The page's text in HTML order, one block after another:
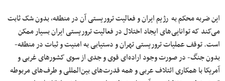
این ضربه‌ محکم به رژیم ایران و فعالیت تروریستی آن در منطقه، بدون شک ثابت
می‌کند که توانایی‌های ایجاد اختلال در فعالیت تروریستی ایران بسیار ممکن
است. توقف عملیات تروریستی تهران و دستیابی به امنیت و ثبات در منطقه-
بدون جنگ- در صورت وجود اراده‌ای قوی و جدی از سوی کشورهای غربی و
آمریکا با همکاری ائتلاف عربی و همه قدرت‌های بین‌المللی و طرف‌های مربوطه